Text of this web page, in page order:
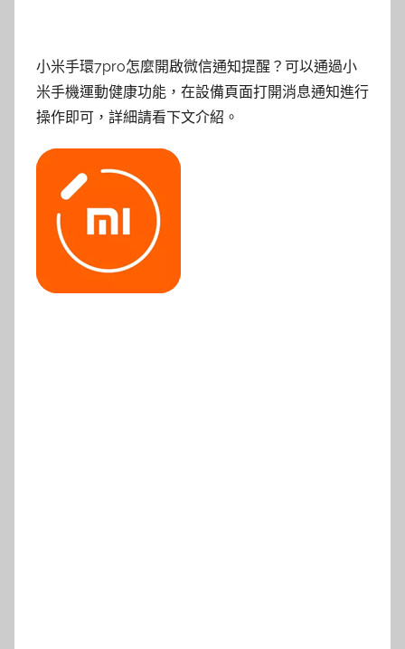
小米手環7pro怎麼開啟微信通知提醒？可以通過小
米手機運動健康功能，在設備頁面打開消息通知進行
操作即可，詳細請看下文介紹。